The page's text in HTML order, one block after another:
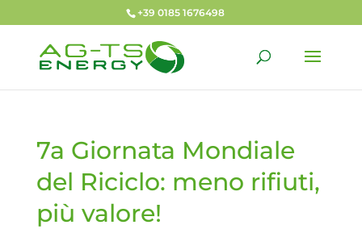
+39 0185 1676498
7a Giornata Mondiale
del Riciclo: meno rifiuti,
più valore!